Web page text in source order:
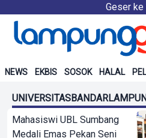
Geser ke
NEWS EKBIS SOSOK HALAL
Mahasiswi UBL Sumbang
Medali Emas Pekan Seni